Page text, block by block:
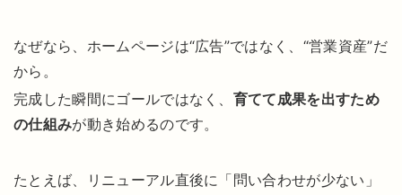
なぜなら、ホームページは“広告”ではなく、“営業資産”だ
から。
完成した瞬間にゴールではなく、 育てて成果を出すため
の仕組みが動き始めるのです。
たとえば、リニューアル直後に「問い合わせが少ない」